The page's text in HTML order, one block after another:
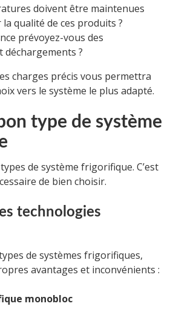
doivent être maintenues
qualité de ces produits ?
prévoyez-vous des
déchargements ?
charges précis vous permettra
vers le système le plus adapté.
type de système
de système frigorifique. C’est
de bien choisir.
technologies
de systèmes frigorifiques,
avantages et inconvénients :
monobloc